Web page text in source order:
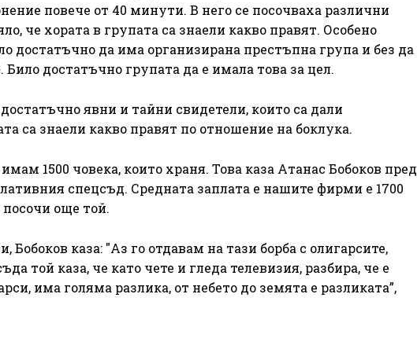
повече от 40 минути. В него се посочваха различни
че хората в групата са знаели какво правят. Особено
достатъчно да има организирана престъпна група и без да
достатъчно групата да е имала това за цел.
явни и тайни свидетели, които са дали
са знаели какво правят по отношение на боклука.
1500 човека, които храня. Това каза Атанас Бобоков пред
спецсъд. Средната заплата е нашите фирми е 1700
още той.
каза: "Аз го отдавам на тази борба с олигарсите,
той каза, че като чете и гледа телевизия, разбира, че е
има голяма разлика, от небето до земята е разликата”,